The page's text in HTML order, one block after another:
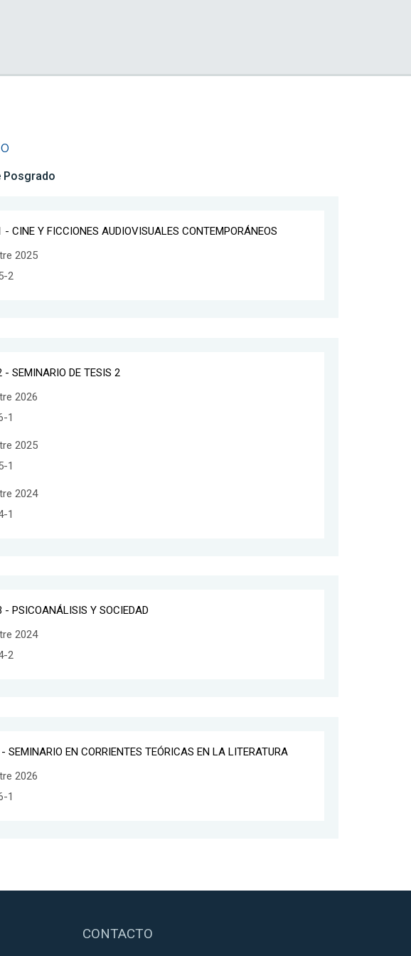
Posgrado
- CINE Y FICCIONES AUDIOVISUALES CONTEMPORÁNEOS
2025
2
- SEMINARIO DE TESIS 2
2026
1
2025
1
2024
1
- PSICOANÁLISIS Y SOCIEDAD
2024
2
SEMINARIO EN CORRIENTES TEÓRICAS EN LA LITERATURA
2026
1
CONTACTO